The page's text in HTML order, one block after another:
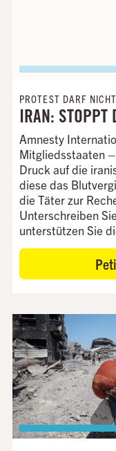
IRAN: STOPPT
PROTEST DARF
Amnesty
Mitgliedsstaaten
Druck auf die
diese das
die Täter zur
Unterschreiben
unterstützen Sie